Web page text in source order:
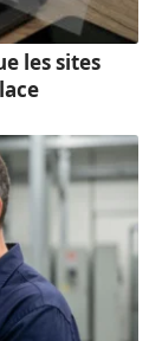
les sites